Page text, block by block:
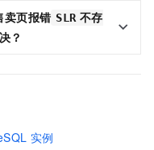
卖页报错 SLR 不存
？
实例